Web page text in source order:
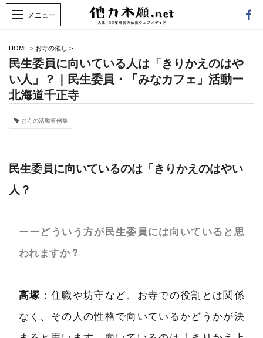
HOME > お寺の催し >
民生委員に向いている人は「きりかえのはや
い人」？｜民生委員・「みなカフェ」活動ー
北海道千正寺
お寺の活動事例集
民生委員に向いているのは「きりかえのはやい
人？
ーーどういう方が民生委員には向いていると思
われますか？
高塚 ：住職や坊守など、お寺での役割とは関係
なく、その人の性格で向いているかどうかが決